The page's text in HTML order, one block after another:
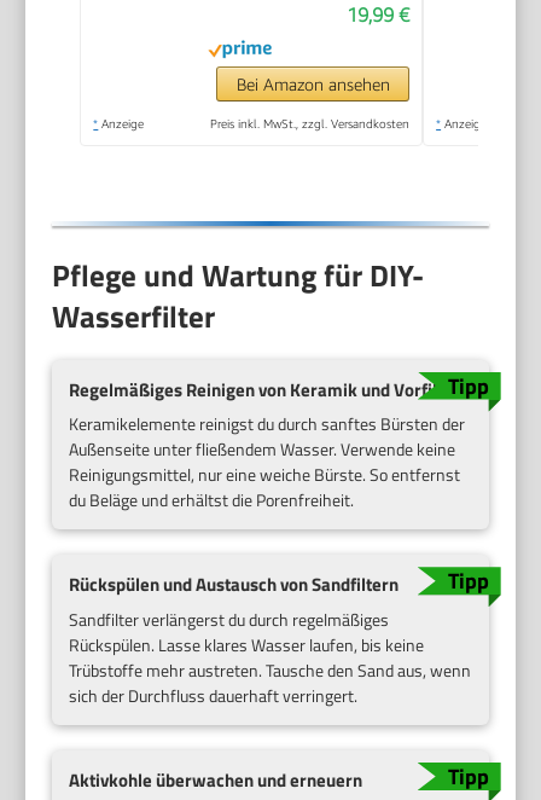
19,99 €
Bei Amazon ansehen
* Anzeige Preis inkl. MwSt., zzgl. Versandkosten * Anzeige
Pflege und Wartung für DIY-
Wasserfilter
Regelmäßiges Reinigen von Keramik und Vorfiltern
Keramikelemente reinigst du durch sanftes Bürsten der
Außenseite unter fließendem Wasser. Verwende keine
Reinigungsmittel, nur eine weiche Bürste. So entfernst
du Beläge und erhältst die Porenfreiheit.
Rückspülen und Austausch von Sandfiltern
Sandfilter verlängerst du durch regelmäßiges
Rückspülen. Lasse klares Wasser laufen, bis keine
Trübstoffe mehr austreten. Tausche den Sand aus, wenn
sich der Durchfluss dauerhaft verringert.
Aktivkohle überwachen und erneuern